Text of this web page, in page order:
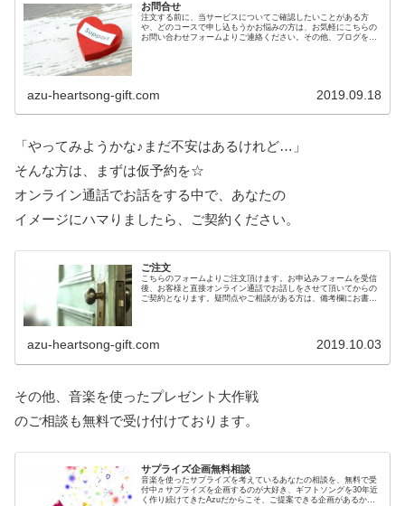
お問合せ
注文する前に、当サービスについてご確認したいことがある方
や、どのコースで申し込もうかお悩みの方は、お気軽にこちらの
お問い合わせフォームよりご連絡ください。その他、ブログを読
azu-heartsong-gift.com 2019.09.18
「やってみようかな♪まだ不安はあるけれど…」
そんな方は、まずは仮予約を☆
オンライン通話でお話をする中で、あなたの
イメージにハマりましたら、ご契約ください。
ご注文
こちらのフォームよりご注文頂けます。お申込みフォームを受信
後、お客様と直接オンライン通話でお話しをさせて頂いてからの
ご契約となります。疑問点やご相談がある方は、備考欄にお書き
azu-heartsong-gift.com 2019.10.03
その他、音楽を使ったプレゼント大作戦
のご相談も無料で受け付けております。
サプライズ企画無料相談
音楽を使ったサプライズを考えているあなたの相談を、無料で受
付中♬サプライズを企画するのが大好き、ギフトソングを30年近
く作り続けてきたAzuだからこそ、ご提案できる企画があるかも